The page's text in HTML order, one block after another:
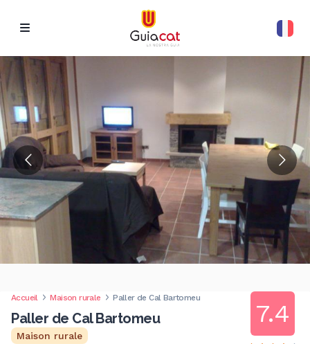
Accueil Maison rurale Paller de Cal Bartomeu
Paller de Cal Bartomeu
Maison rurale
7.4